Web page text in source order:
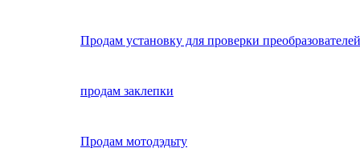
Продам установку для проверки
продам заклепки
Продам мотодэдьту